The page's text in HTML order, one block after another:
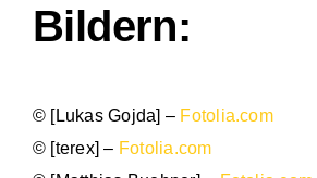
Bildern:
© [Lukas Gojda] – Fotolia.com
© [terex] – Fotolia.com